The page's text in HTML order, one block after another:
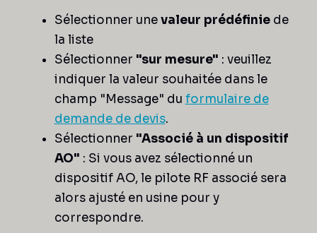
Sélectionner unevaleur prédéfiniede
la liste
Sélectionner "sur mesure" : veuillez
indiquer la valeur souhaitée dans le
champ "Message" du formulaire de
demande de devis.
Sélectionner "Associé à un dispositif
AO" : Si vous avez sélectionné un
dispositif AO, le pilote RF associé sera
alors ajusté en usine pour y
correspondre.